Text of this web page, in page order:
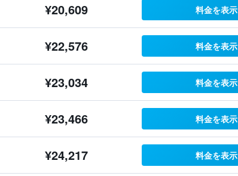
¥20,609 料金を表示
¥22,576 料金を表示
¥23,034 料金を表示
¥23,466 料金を表示
¥24,217 料金を表示